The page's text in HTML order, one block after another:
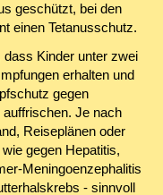
geschützt, bei den
einen Tetanusschutz.
dass Kinder unter zwei
erhalten und
gegen
auffrischen. Je nach
Reiseplänen oder
gegen Hepatitis,
Meningoenzephalitis
- sinnvoll